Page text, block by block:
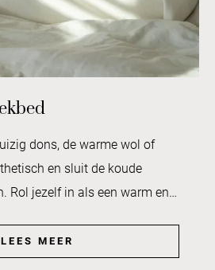
dons, de warme wol of
en sluit de koude
Rol jezelf in als een warm en…
LEES MEER